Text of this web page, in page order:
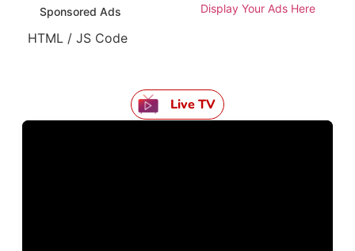
Sponsored Ads Display Your Ads Here
HTML / JS Code
Live TV